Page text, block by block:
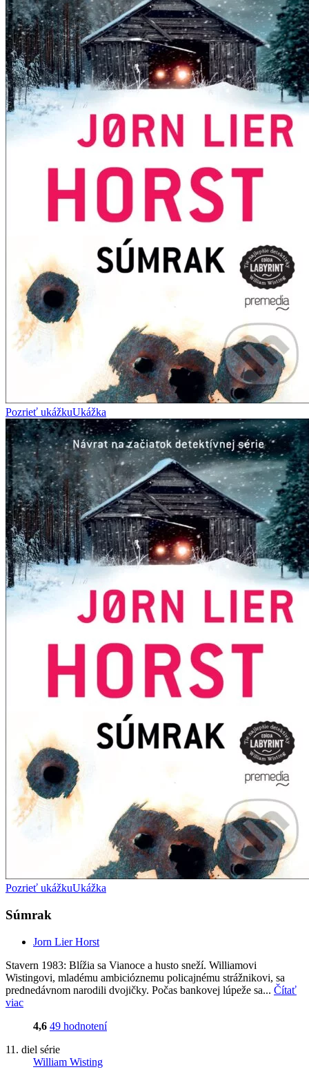
Pozrieť ukážkuUkážka
Pozrieť ukážkuUkážka
Súmrak
Jorn Lier Horst
Stavern 1983: Blížia sa Vianoce a husto sneží. Williamovi
Wistingovi, mladému ambicióznemu policajnému strážnikovi, sa
prednedávnom narodili dvojičky. Počas bankovej lúpeže sa... Čítať
viac
4,6 49 hodnotení
11. diel série
William Wisting